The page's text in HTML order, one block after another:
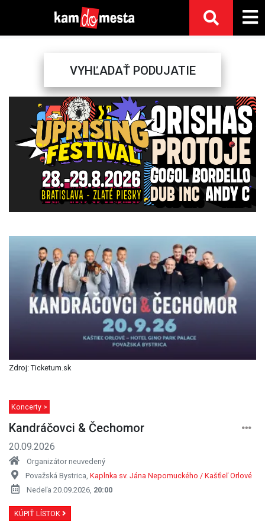
VYHĽADAŤ PODUJATIE
Previous Next
Zdroj: Ticketum.sk
Koncerty >
Kandráčovci & Čechomor
20.09.2026
Organizátor neuvedený
Považská Bystrica, Kaplnka sv. Jána Nepomuckého / Kašťieľ Orlové
Nedeľa 20.09.2026, 20:00
KÚPIŤ LÍSTOK